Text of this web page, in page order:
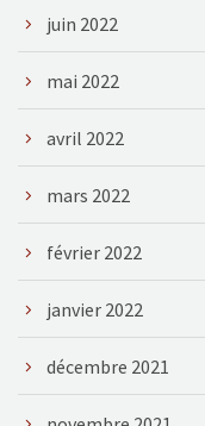
juin 2022
mai 2022
avril 2022
mars 2022
février 2022
janvier 2022
décembre 2021